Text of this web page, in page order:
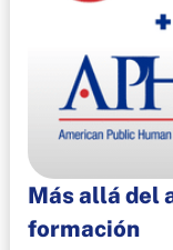
Más allá del
formación